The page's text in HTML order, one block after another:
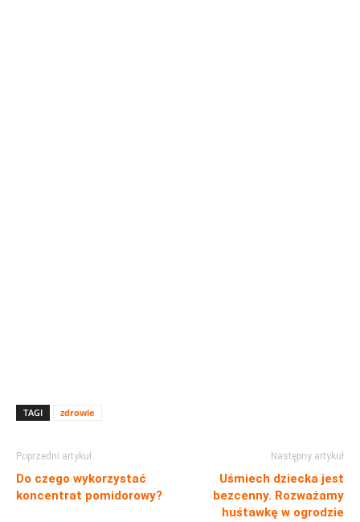
TAGI zdrowie
Poprzedni artykuł
Do czego wykorzystać
koncentrat pomidorowy?
Następny artykuł
Uśmiech dziecka jest
bezcenny. Rozważamy
huśtawkę w ogrodzie